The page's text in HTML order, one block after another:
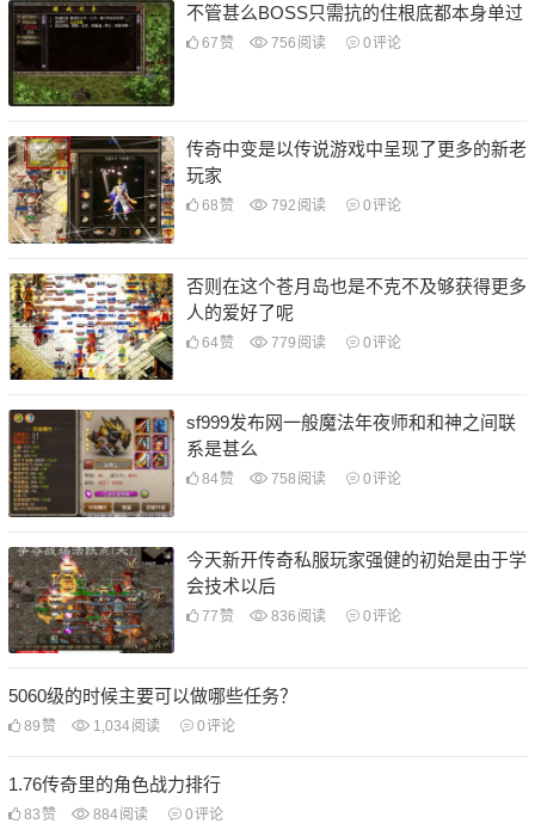
不管甚么BOSS只需抗的住根底都本身单过
67 赞 756 阅读 0评论
传奇中变是以传说游戏中呈现了更多的新老
玩家
68 赞 792 阅读 0评论
否则在这个苍月岛也是不克不及够获得更多
人的爱好了呢
64赞 779 阅读 0评论
sf999发布网一般魔法年夜师和和神之间联
系是甚么
84赞 758 阅读 0评论
今天新开传奇私服玩家强健的初始是由于学
会技术以后
77 赞 836 阅读 0评论
5060级的时候主要可以做哪些任务？
89 赞 1,034阅读 0评论
1.76传奇里的角色战力排行
83 赞 884阅读 0评论